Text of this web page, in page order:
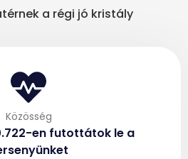
a régi jó kristály
Közösség
en futottátok le a